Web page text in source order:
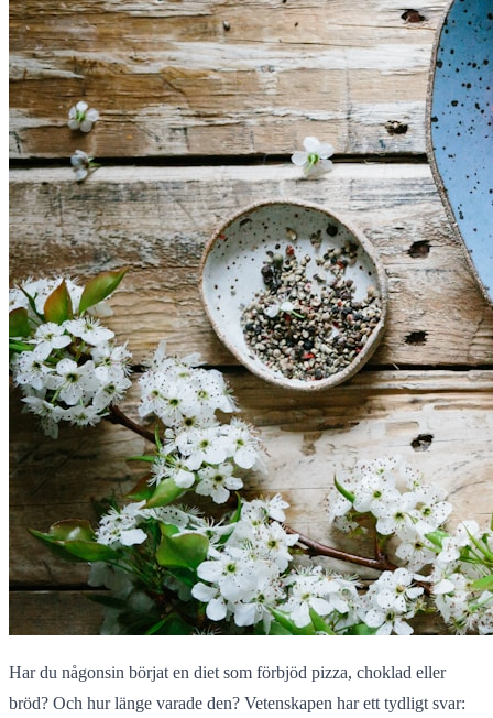
Har du någonsin börjat en diet som förbjöd pizza, choklad eller
bröd? Och hur länge varade den? Vetenskapen har ett tydligt svar: